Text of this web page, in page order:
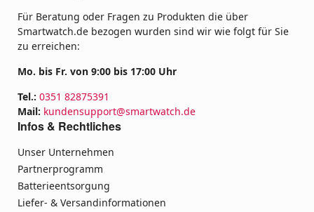
Für Beratung oder Fragen zu Produkten die über
Smartwatch.de bezogen wurden sind wir wie folgt für Sie
zu erreichen:
Mo. bis Fr. von 9:00 bis 17:00 Uhr
Tel.: 0351 82875391
Mail: kundensupport@smartwatch.de
Infos & Rechtliches
Unser Unternehmen
Partnerprogramm
Batterieentsorgung
Liefer- & Versandinformationen